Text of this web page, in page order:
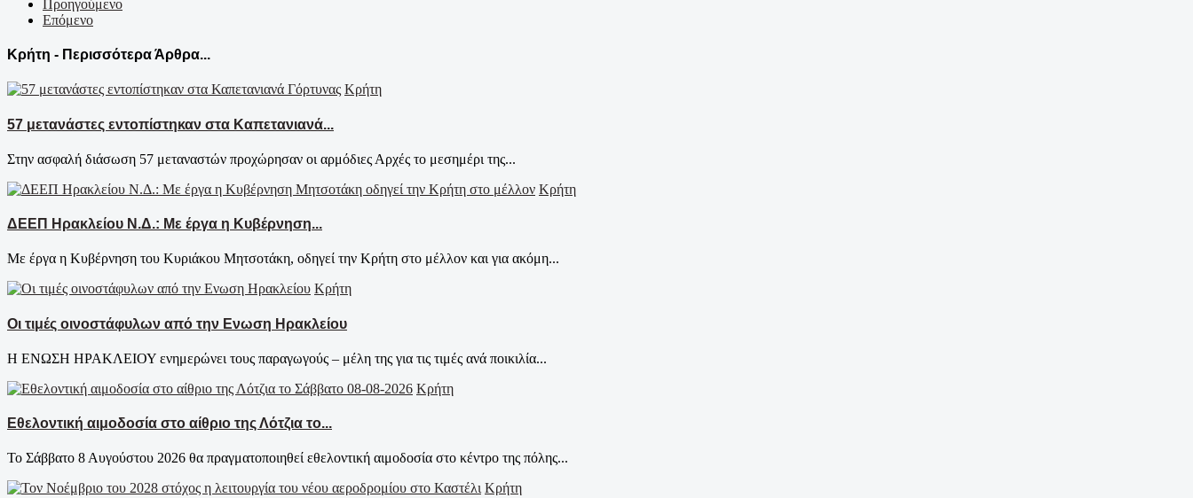
Προηγούμενο
Επόμενο
Κρήτη - Περισσότερα Άρθρα...
Κρήτη
57 μετανάστες εντοπίστηκαν στα Καπετανιανά...
Στην ασφαλή διάσωση 57 μεταναστών προχώρησαν οι αρμόδιες Αρχές το μεσημέρι της...
Κρήτη
ΔΕΕΠ Ηρακλείου Ν.Δ.: Με έργα η Κυβέρνηση...
Με έργα η Κυβέρνηση του Κυριάκου Μητσοτάκη, οδηγεί την Κρήτη στο μέλλον και για ακόμη...
Κρήτη
Οι τιμές οινοστάφυλων από την Ενωση Ηρακλείου
Η ΕΝΩΣΗ ΗΡΑΚΛΕΙΟΥ ενημερώνει τους παραγωγούς – μέλη της για τις τιμές ανά ποικιλία...
Κρήτη
Εθελοντική αιμοδοσία στο αίθριο της Λότζια το...
Το Σάββατο 8 Αυγούστου 2026 θα πραγματοποιηθεί εθελοντική αιμοδοσία στο κέντρο της πόλης...
Κρήτη